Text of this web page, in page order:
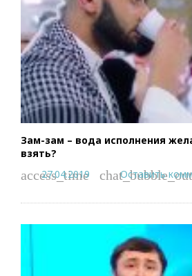
Зам-зам – вода исполнения
взять?
access_time
27.04.2019 Оставить